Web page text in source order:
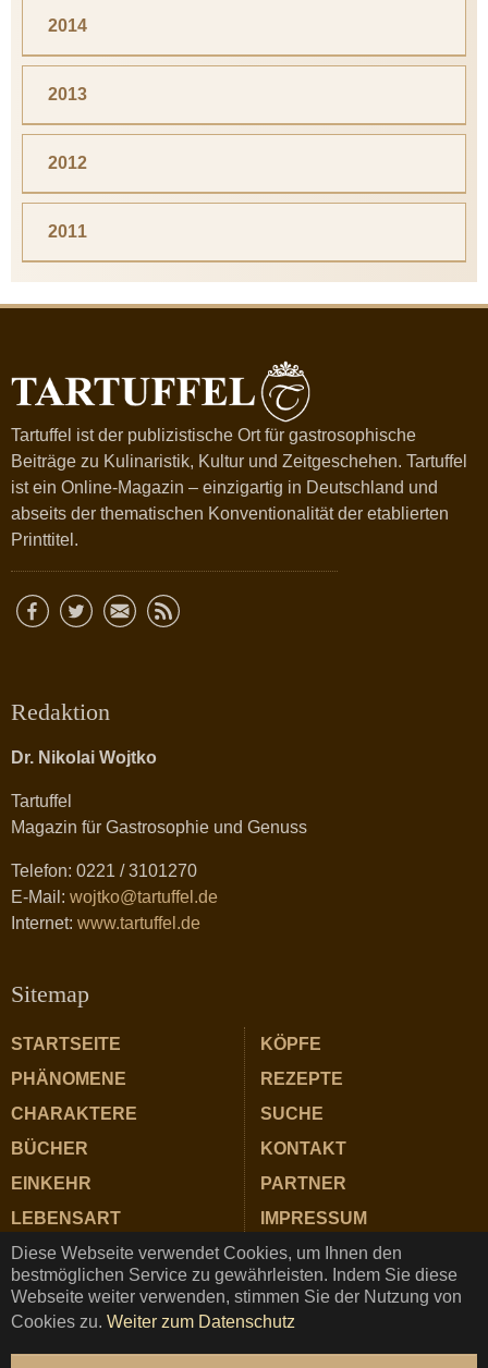
Diese Webseite verwendet Cookies, um Ihnen den
bestmöglichen Service zu gewährleisten. Indem Sie diese
Webseite weiter verwenden, stimmen Sie der Nutzung von
Cookies zu. Weiter zum Datenschutz
2014
2013
2012
2011
Tartuffel ist der publizistische Ort für gastrosophische
Beiträge zu Kulinaristik, Kultur und Zeitgeschehen. Tartuffel
ist ein Online-Magazin – einzigartig in Deutschland und
abseits der thematischen Konventionalität der etablierten
Printtitel.
Redaktion
Dr. Nikolai Wojtko
Tartuffel
Magazin für Gastrosophie und Genuss
Telefon: 0221 / 3101270
E-Mail: wojtko@tartuffel.de
Internet: www.tartuffel.de
Sitemap
STARTSEITE
PHÄNOMENE
CHARAKTERE
BÜCHER
EINKEHR
LEBENSART
ZUTATEN
KÖPFE
REZEPTE
SUCHE
KONTAKT
PARTNER
IMPRESSUM
DATENSCHUTZ
TARTUFFEL © Copyright 2025 ★ Magazin für Gastrosophie